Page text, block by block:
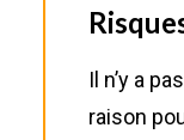
Il n’y a
raison